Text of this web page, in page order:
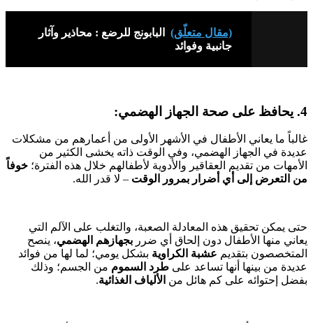
(مقال متعلّق)
البابونج للرضع : محاذير وآثار
جانبية وفوائد
4. يحافظ على صحة الجهاز الهضمي:
غالباً ما يعاني الأطفال في الأشهر الأولى من أعمارهم من مشكلات
عديدة في الجهاز الهضمي، وفي الوقت ذاته يخشى الكثير من
الأمهات من تقديم العقاقير والأدوية لأطفالهم خلال هذه الفترة؛ خوفاً
من التعرض إلى أي أضرار بمرور الوقت – لا قدر الله.
حتى يمكن تحقيق هذه المعادلة الصعبة، والتغلب على الآلم التي
يعاني منها الأطفال دون إلحاق أي ضرر بجهازهم الهضمي، ينصح
المتخصصون بتقديم عشبة الكراوية بشكل يومي؛ لما لها من فوائد
عديدة من بينها أنها تساعد على طرد السموم من الجسم؛ وذلك
بفضل إحتوائه على كم هائل من الألياف الغذائية.